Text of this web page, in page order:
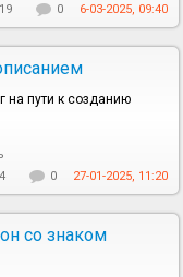
0 6-03-2025, 09:40
на пути к созданию
0 27-01-2025, 11:20
со знаком